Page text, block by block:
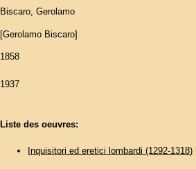
Biscaro, Gerolamo
[Gerolamo Biscaro]
1858
1937
Liste des oeuvres:
Inquisitori ed eretici lombardi (1292-1318)